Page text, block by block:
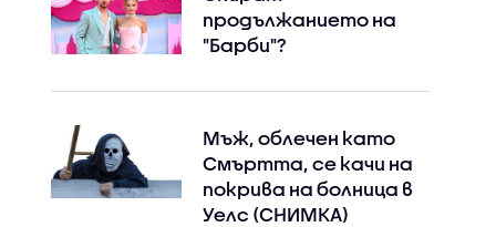
продължанието на
"Барби"?
Мъж, облечен като
Смъртта, се качи на
покрива на болница в
Уелс (СНИМКА)